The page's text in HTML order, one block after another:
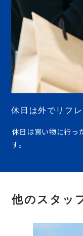
休日は外でリフレ
休日は買い物に行っ
す。
他のスタッ